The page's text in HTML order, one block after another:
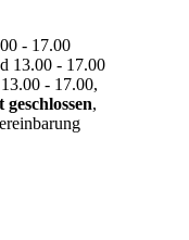
- 17.00
13.00 - 17.00
- 17.00,
,